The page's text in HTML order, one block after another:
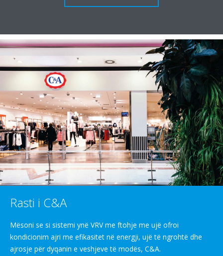
Rasti i C&A
Mësoni se si sistemi ynë VRV me ftohje me ujë ofroi
kondicionim ajri me efikasitet në energji, ujë të ngrohtë dhe
ajrosje për dyqanin e veshjeve të modës, C&A.